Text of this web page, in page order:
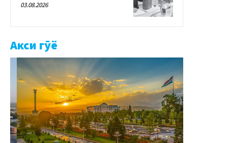
03.08.2026
Акси гӯё